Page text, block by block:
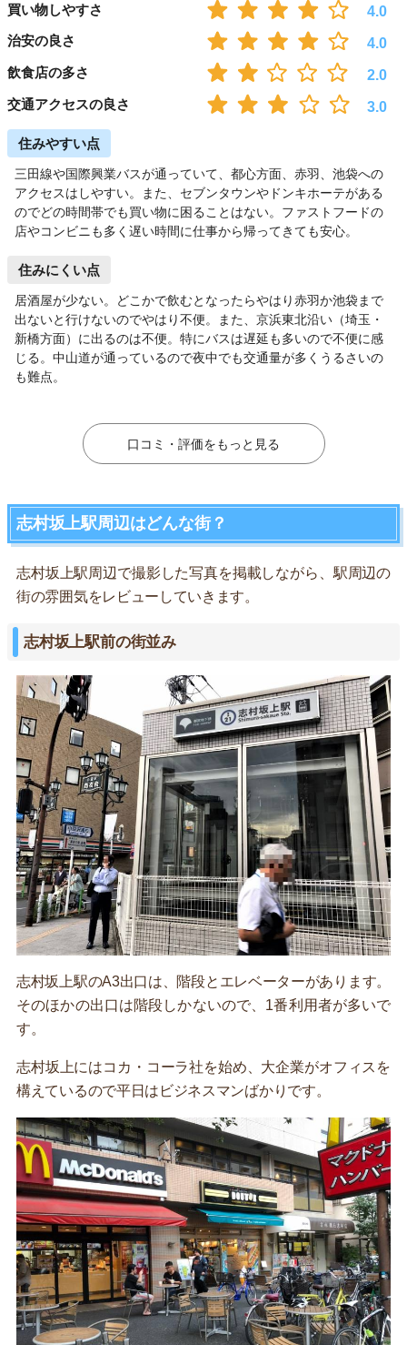
買い物しやすさ
4.0
治安の良さ
4.0
飲食店の多さ
2.0
交通アクセスの良さ
3.0
住みやすい点
三田線や国際興業バスが通っていて、都心方面、赤羽、池袋への
アクセスはしやすい。また、セブンタウンやドンキホーテがある
のでどの時間帯でも買い物に困ることはない。ファストフードの
店やコンビニも多く遅い時間に仕事から帰ってきても安心。
住みにくい点
居酒屋が少ない。どこかで飲むとなったらやはり赤羽か池袋まで
出ないと行けないのでやはり不便。また、京浜東北沿い（埼玉・
新橋方面）に出るのは不便。特にバスは遅延も多いので不便に感
じる。中山道が通っているので夜中でも交通量が多くうるさいの
も難点。
口コミ・評価をもっと見る
志村坂上駅周辺はどんな街？
志村坂上駅周辺で撮影した写真を掲載しながら、駅周辺の
街の雰囲気をレビューしていきます。
志村坂上駅前の街並み
志村坂上駅のA3出口は、階段とエレベーターがあります。
そのほかの出口は階段しかないので、1番利用者が多いで
す。
志村坂上にはコカ・コーラ社を始め、大企業がオフィスを
構えているので平日はビジネスマンばかりです。